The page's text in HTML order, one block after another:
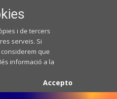
i de tercers
serveis. Si
que
informació a la
Accepto